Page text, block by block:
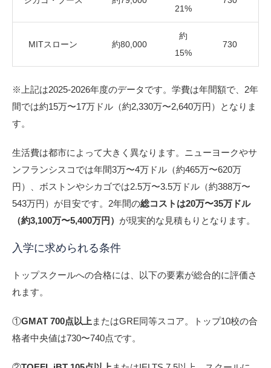
21%
MITスローン 約80,000
約
15%
730
※上記は2025-2026年度のデータです。学費は年間額で、2年
間では約15万〜17万ドル（約2,330万〜2,640万円）となりま
す。
生活費は都市によって大きく異なります。ニューヨークやサ
ンフランシスコでは年間3万〜4万ドル（約465万〜620万
円）、ボストンやシカゴでは2.5万〜3.5万ドル（約388万〜
543万円）が目安です。2年間の総コストは20万〜35万ドル
（約3,100万〜5,400万円） が現実的な見積もりとなります。
入学に求められる条件
トップスクールへの合格には、以下の要素が総合的に評価さ
れます。
①GMAT 700点以上 またはGRE同等スコア。トップ10校の合
格者中央値は730〜740点です。